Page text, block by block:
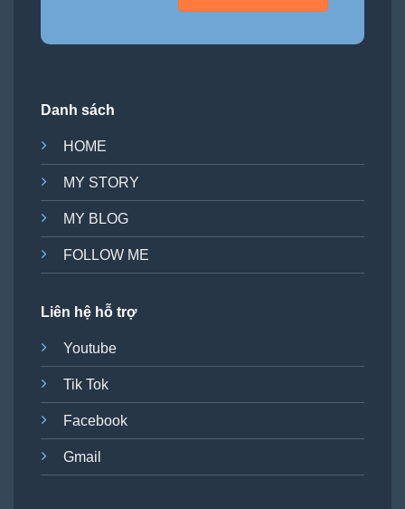
Danh sách
HOME
MY STORY
MY BLOG
FOLLOW ME
Liên hệ hỗ trợ
Youtube
Tik Tok
Facebook
Gmail